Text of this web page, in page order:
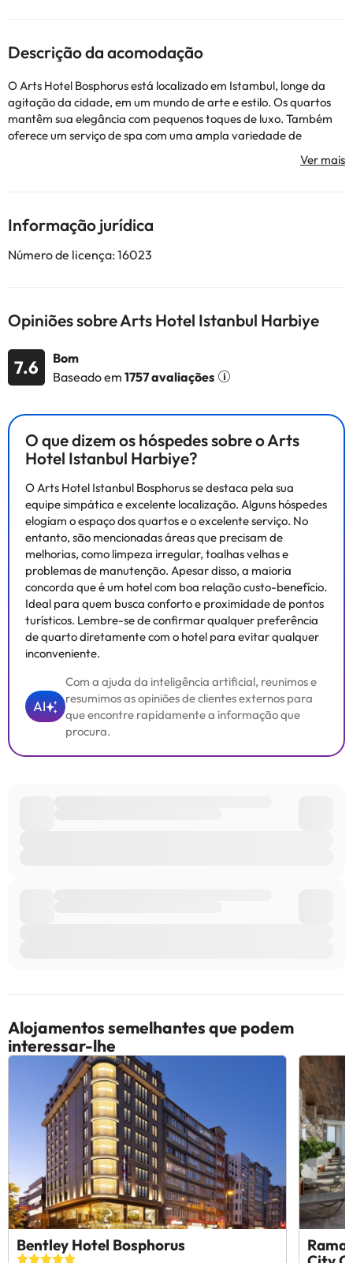
Descrição da acomodação
O Arts Hotel Bosphorus está localizado em Istambul, longe da
agitação da cidade, em um mundo de arte e estilo. Os quartos
mantêm sua elegância com pequenos toques de luxo. Também
oferece um serviço de spa com uma ampla variedade de
tratamentos para cuidar e cuidar do corpo e da mente. O hotel
fica a poucos minutos da área comercial de Istiklal, um local ideal
Alguns dos serviços detalhados podem ser pagos. Você pode
verificar as tarifas diretamente no estabelecimento. Esta
Alguns dos serviços indicados podem ter custos adicionais. Pode
Todas as informações desta página estão sujeitas a alterações
por parte do alojamento. Se tiver alguma dúvida, contacte-nos.
Informação jurídica
Número de licença: 16023
Opiniões sobre Arts Hotel Istanbul Harbiye
7.6
Bom
Baseado em 1757 avaliações
O que dizem os hóspedes sobre o Arts
Hotel Istanbul Harbiye?
O Arts Hotel Istanbul Bosphorus se destaca pela sua
equipe simpática e excelente localização. Alguns hóspedes
elogiam o espaço dos quartos e o excelente serviço. No
entanto, são mencionadas áreas que precisam de
melhorias, como limpeza irregular, toalhas velhas e
problemas de manutenção. Apesar disso, a maioria
concorda que é um hotel com boa relação custo-benefício.
Ideal para quem busca conforto e proximidade de pontos
turísticos. Lembre-se de confirmar qualquer preferência
de quarto diretamente com o hotel para evitar qualquer
inconveniente.
AI
Com a ajuda da inteligência artificial, reunimos e
resumimos as opiniões de clientes externos para
que encontre rapidamente a informação que
procura.
Alojamentos semelhantes que podem
interessar-lhe
Bentley Hotel Bosphorus